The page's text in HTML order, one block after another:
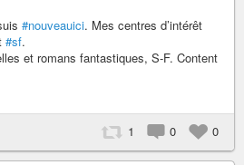
#nouveauici. Mes centres d’intérêt
#sf.
et romans fantastiques, S-F. Content
1 0 0